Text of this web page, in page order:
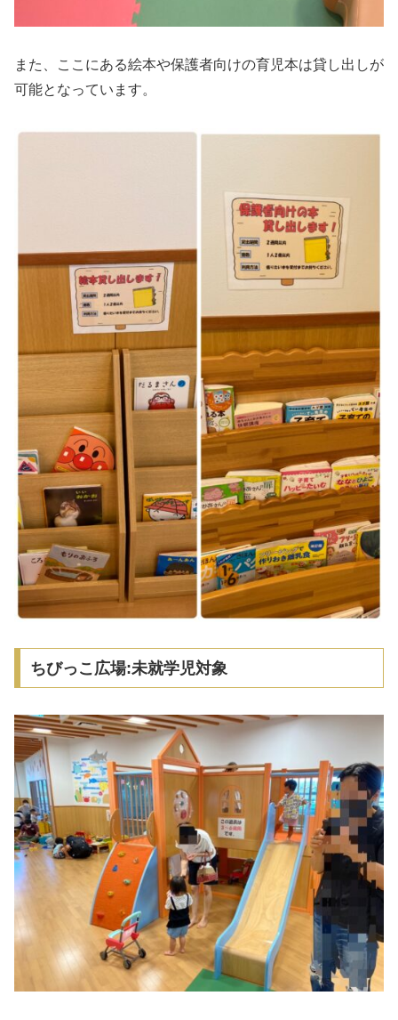
また、ここにある絵本や保護者向けの育児本は貸し出しが
可能となっています。
ちびっこ広場:未就学児対象